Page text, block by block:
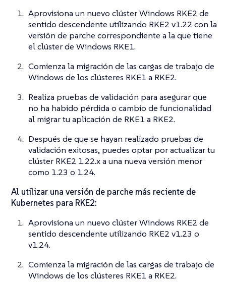
Aprovisiona un nuevo clúster Windows RKE2 de
sentido descendente utilizando RKE2 v1.22 con la
versión de parche correspondiente a la que tiene
el clúster de Windows RKE1.
Comienza la migración de las cargas de trabajo de
Windows de los clústeres RKE1 a RKE2.
Realiza pruebas de validación para asegurar que
no ha habido pérdida o cambio de funcionalidad
al migrar tu aplicación de RKE1 a RKE2.
Después de que se hayan realizado pruebas de
validación exitosas, puedes optar por actualizar tu
clúster RKE2 1.22.x a una nueva versión menor
como 1.23 o 1.24.
Al utilizar una versión de parche más reciente de
Kubernetes para RKE2:
Aprovisiona un nuevo clúster Windows RKE2 de
sentido descendente utilizando RKE2 v1.23 o
v1.24.
Comienza la migración de las cargas de trabajo de
Windows de los clústeres RKE1 a RKE2.